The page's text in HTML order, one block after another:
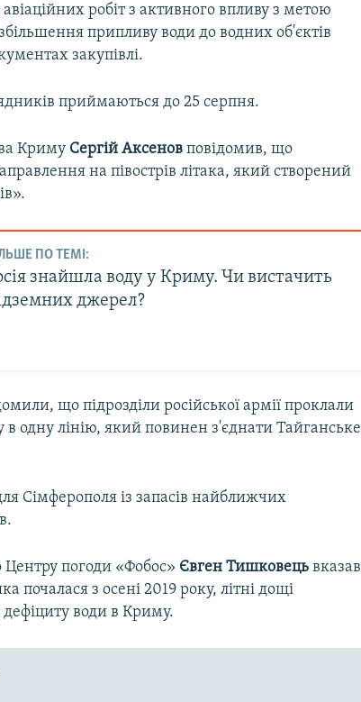
робіт з активного впливу з метою
припливу води до водних об'єктів
закупівлі.
приймаються до 25 серпня.
Криму Сергій Аксенов повідомив, що
на півострів літака, який створений
ПО ТЕМІ:
знайшла воду у Криму. Чи вистачить
джерел?
що підрозділи російської армії проклали
в одну лінію, який повинен з'єднати Тайганське
Сімферополя із запасів найближчих
Центру погоди «Фобос» Євген Тишковець вказав
почалася з осені 2019 року, літні дощі
води в Криму.